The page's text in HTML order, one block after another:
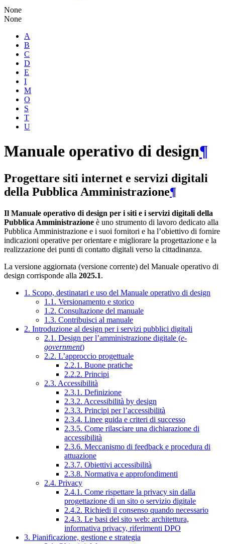
None
None
A
B
C
D
E
I
M
O
S
T
U
Manuale operativo di design¶
Progettare siti internet e servizi digitali
della Pubblica Amministrazione¶
Il Manuale operativo di design per i siti e i servizi digitali della
Pubblica Amministrazione è uno strumento di lavoro dedicato alla
Pubblica Amministrazione e i suoi fornitori e ha l’obiettivo di fornire
indicazioni operative per orientare e migliorare la progettazione e la
realizzazione dei punti di contatto digitali verso la cittadinanza.
La versione aggiornata (versione corrente) del Manuale operativo di
design corrisponde alla 2025.1.
1. Scopo, destinatari e uso del Manuale operativo di design
1.1. Versionamento e storico
1.2. Consultazione del manuale
1.3. Contribuisci al manuale
2. Introduzione al design per i servizi pubblici digitali
2.1. Design per l’amministrazione digitale (e-
government)
2.2. L’approccio progettuale
2.2.1. Buone pratiche
2.2.2. Principi
2.3. Accessibilità
2.3.1. Definizione
2.3.2. Accessibilità by design
2.3.3. Principi per l’accessibilità
2.3.4. Linee guida e criteri di successo
2.3.5. Come rilasciare una dichiarazione di
accessibilità
2.3.6. Meccanismo di feedback e procedura di
attuazione
2.3.7. Obiettivi accessibilità
2.3.8. Normativa e approfondimenti
2.4. Privacy
2.4.1. Come rispettare la privacy sin dalla
progettazione di un sito o servizio digitale
2.4.2. Richiedi il consenso quando necessario
2.4.3. Le basi del sito web: architettura,
informativa privacy, riferimenti DPO
3. Pianificazione, gestione e strategia